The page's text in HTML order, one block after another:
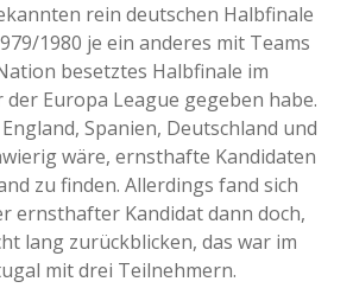
rein deutschen Halbfinale
1980 je ein anderes mit Teams
besetztes Halbfinale im
der Europa League gegeben habe.
Spanien, Deutschland und
wäre, ernsthafte Kandidaten
zu finden. Allerdings fand sich
ernsthafter Kandidat dann doch,
lang zurückblicken, das war im
mit drei Teilnehmern.